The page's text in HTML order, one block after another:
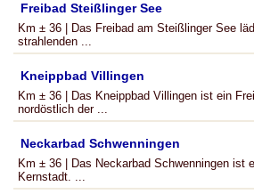
Freibad Steißlinger See
Km ± 36 | Das Freibad am Steißlinger See
strahlenden ...
Kneippbad Villingen
Km ± 36 | Das Kneippbad Villingen ist ein
nordöstlich der ...
Neckarbad Schwenningen
Km ± 36 | Das Neckarbad Schwenningen ist
Kernstadt. ...